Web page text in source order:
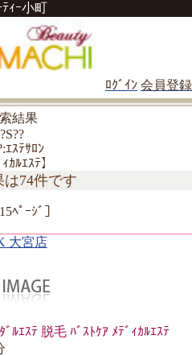
ﾃｨｰ小町
ﾛｸﾞｲﾝ 会員登録
結果
?S??
ｴｽﾃｻﾛﾝ
ｨｶﾙｴｽﾃ】
74件です
ﾍﾟｰｼﾞ］
大宮店
ﾙｴｽﾃ 脱毛 ﾊﾞｽﾄｹｱ ﾒﾃﾞｨｶﾙｴｽﾃ